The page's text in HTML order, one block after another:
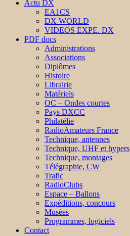
Actu DX
EA1CS
DX WORLD
VIDEOS EXPE. DX
PDF docs
Administrations
Associations
Diplômes
Histoire
Librairie
Matériels
OC – Ondes courtes
Pays DXCC
Philatélie
RadioAmateurs France
Technique, antennes
Technique, UHF et hypers
Technique, montages
Télégraphie, CW
Trafic
RadioClubs
Espace – Ballons
Expéditions, concours
Musées
Programmes, logiciels
Contact